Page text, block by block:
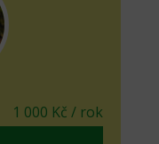
1 000 Kč / rok